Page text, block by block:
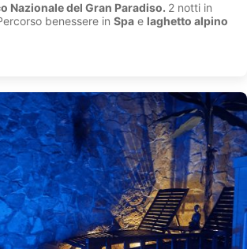
Nazionale del Gran Paradiso. 2 notti in
benessere in Spa e laghetto alpino